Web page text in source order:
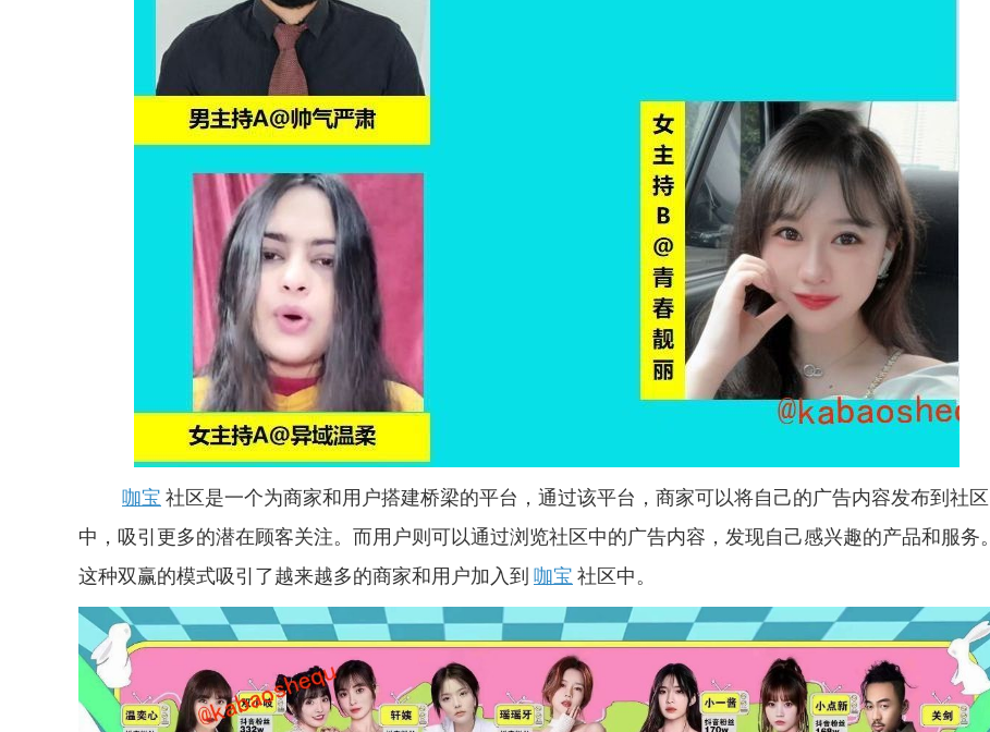
咖宝 社区是一个为商家和用户搭建桥梁的平台，通过该平台，商家可以将自己的广告内容发布到社区
中，吸引更多的潜在顾客关注。而用户则可以通过浏览社区中的广告内容，发现自己感兴趣的产品和服务。
这种双赢的模式吸引了越来越多的商家和用户加入到 咖宝 社区中。